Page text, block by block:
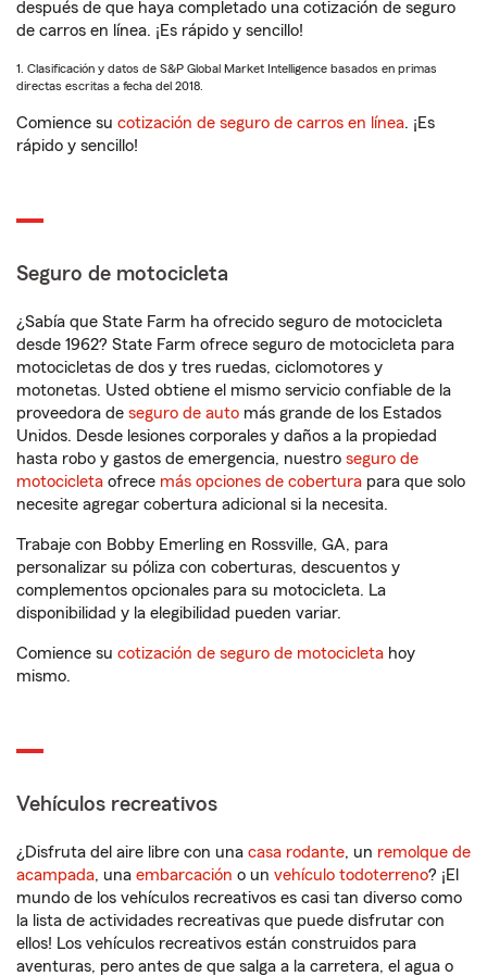
después de que haya completado una cotización de seguro
de carros en línea. ¡Es rápido y sencillo!
1. Clasificación y datos de S&P Global Market Intelligence basados en primas
directas escritas a fecha del 2018.
Comience su cotización de seguro de carros en línea. ¡Es
rápido y sencillo!
Seguro de motocicleta
¿Sabía que State Farm ha ofrecido seguro de motocicleta
desde 1962? State Farm ofrece seguro de motocicleta para
motocicletas de dos y tres ruedas, ciclomotores y
motonetas. Usted obtiene el mismo servicio confiable de la
proveedora de seguro de auto más grande de los Estados
Unidos. Desde lesiones corporales y daños a la propiedad
hasta robo y gastos de emergencia, nuestro seguro de
motocicleta ofrece más opciones de cobertura para que solo
necesite agregar cobertura adicional si la necesita.
Trabaje con Bobby Emerling en Rossville, GA, para
personalizar su póliza con coberturas, descuentos y
complementos opcionales para su motocicleta. La
disponibilidad y la elegibilidad pueden variar.
Comience su cotización de seguro de motocicleta hoy
mismo.
Vehículos recreativos
¿Disfruta del aire libre con una casa rodante, un remolque de
acampada, una embarcación o un vehículo todoterreno? ¡El
mundo de los vehículos recreativos es casi tan diverso como
la lista de actividades recreativas que puede disfrutar con
ellos! Los vehículos recreativos están construidos para
aventuras, pero antes de que salga a la carretera, el agua o